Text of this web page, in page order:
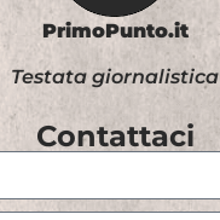
PrimoPunto.it
Testata giornalistica
Contattaci